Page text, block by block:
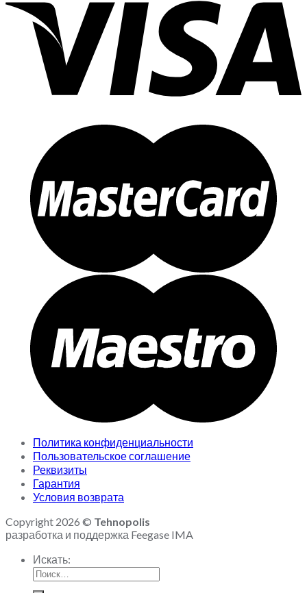
Политика конфиденциальности
Пользовательское соглашение
Реквизиты
Гарантия
Условия возврата
Copyright 2026 © Tehnopolis
разработка и поддержка Feegase IMA
Искать: